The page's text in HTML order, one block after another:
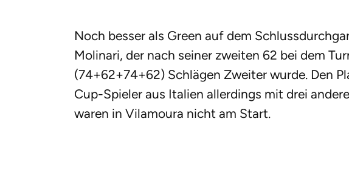
Noch besser als Green auf dem
Molinari, der nach seiner zweiten 62 bei dem
(74+62+74+62) Schlägen Zweiter wurde. Den
Cup-Spieler aus Italien allerdings mit drei
waren in Vilamoura nicht am Start.